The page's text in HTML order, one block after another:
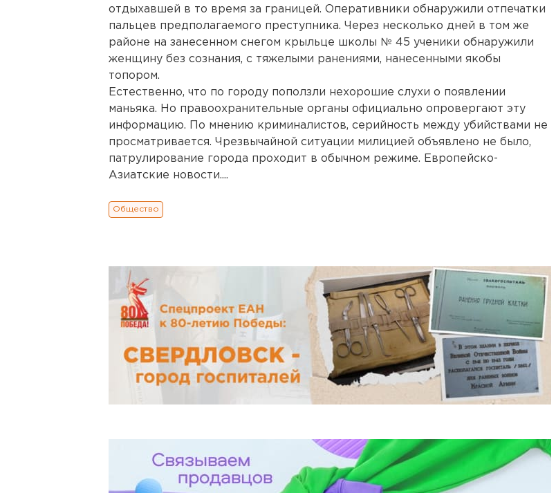
отдыхавшей в то время за границей. Оперативники обнаружили отпечатки
пальцев предполагаемого преступника. Через несколько дней в том же
районе на занесенном снегом крыльце школы № 45 ученики обнаружили
женщину без сознания, с тяжелыми ранениями, нанесенными якобы
топором.
Естественно, что по городу поползли нехорошие слухи о появлении
маньяка. Но правоохранительные органы официально опровергают эту
информацию. По мнению криминалистов, серийность между убийствами не
просматривается. Чрезвычайной ситуации милицией объявлено не было,
патрулирование города проходит в обычном режиме. Европейско-
Азиатские новости....
Общество